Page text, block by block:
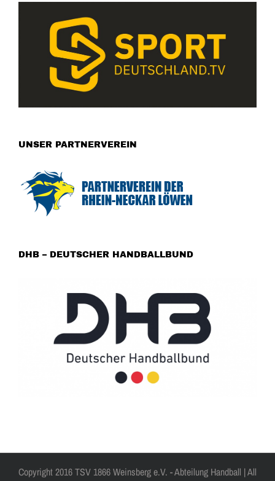
UNSER PARTNERVEREIN
DHB – DEUTSCHER HANDBALLBUND
Copyright 2016 TSV 1866 Weinsberg e.V. - Abteilung Handball | All